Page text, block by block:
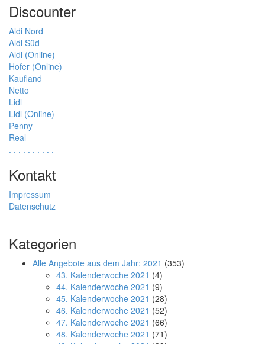
Discounter
Aldi Nord
Aldi Süd
Aldi (Online)
Hofer (Online)
Kaufland
Netto
Lidl
Lidl (Online)
Penny
Real
. . . . . . . . . .
Kontakt
Impressum
Datenschutz
Kategorien
Alle Angebote aus dem Jahr: 2021 (353)
43. Kalenderwoche 2021 (4)
44. Kalenderwoche 2021 (9)
45. Kalenderwoche 2021 (28)
46. Kalenderwoche 2021 (52)
47. Kalenderwoche 2021 (66)
48. Kalenderwoche 2021 (71)